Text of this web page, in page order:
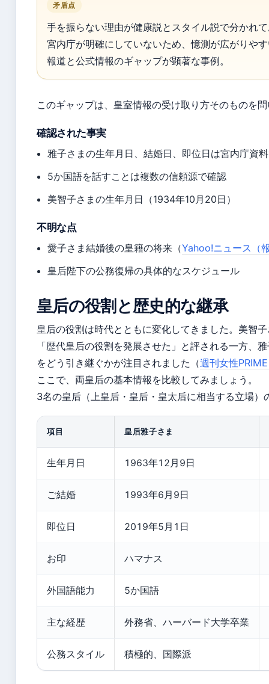
矛盾点
手を振らない理由が健康説とスタイル説で分かれ
宮内庁が明確にしていないため、憶測が広がりや
報道と公式情報のギャップが顕著な事例。
このギャップは、皇室情報の受け取り方そのものを
確認された事実
雅子さまの生年月日、結婚日、即位日は宮内庁資
5か国語を話すことは複数の信頼源で確認
美智子さまの生年月日（1934年10月20日）
不明な点
愛子さま結婚後の皇籍の将来（Yahoo!ニュース（
皇后陛下の公務復帰の具体的なスケジュール
皇后の役割と歴史的な継承
皇后の役割は時代とともに変化してきました。美智
「歴代皇后の役割を発展させた」と評される一方、
をどう引き継ぐかが注目されました（週刊女性
ここで、両皇后の基本情報を比較してみましょう。
3名の皇后（上皇后・皇后・皇太后に相当する立場）
項目 皇后雅子さま
生年月日 1963年12月9日
ご結婚 1993年6月9日
即位日 2019年5月1日
お印 ハマナス
外国語能力 5か国語
主な経歴 外務省、ハーバード大学卒業
公務スタイル 積極的、国際派